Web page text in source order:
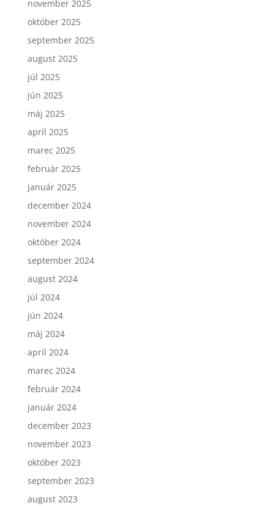
november 2025
október 2025
september 2025
august 2025
júl 2025
jún 2025
máj 2025
apríl 2025
marec 2025
február 2025
január 2025
december 2024
november 2024
október 2024
september 2024
august 2024
júl 2024
jún 2024
máj 2024
apríl 2024
marec 2024
február 2024
január 2024
december 2023
november 2023
október 2023
september 2023
august 2023